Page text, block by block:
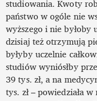
studiowania. Kwoty
państwo w ogóle nie
wyższego i nie
dzisiaj też otrzymują
byłyby uczelnie
studiów wyniósłby
39 tys. zł, a na
tys. zł – powiedziała